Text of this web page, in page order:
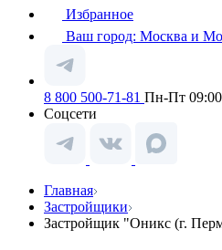
Избранное
Ваш город: Москва и
8 800 500-71-81 Пн-Пт
Соцсети
Главная
Застройщики
Застройщик "Оникс (г.